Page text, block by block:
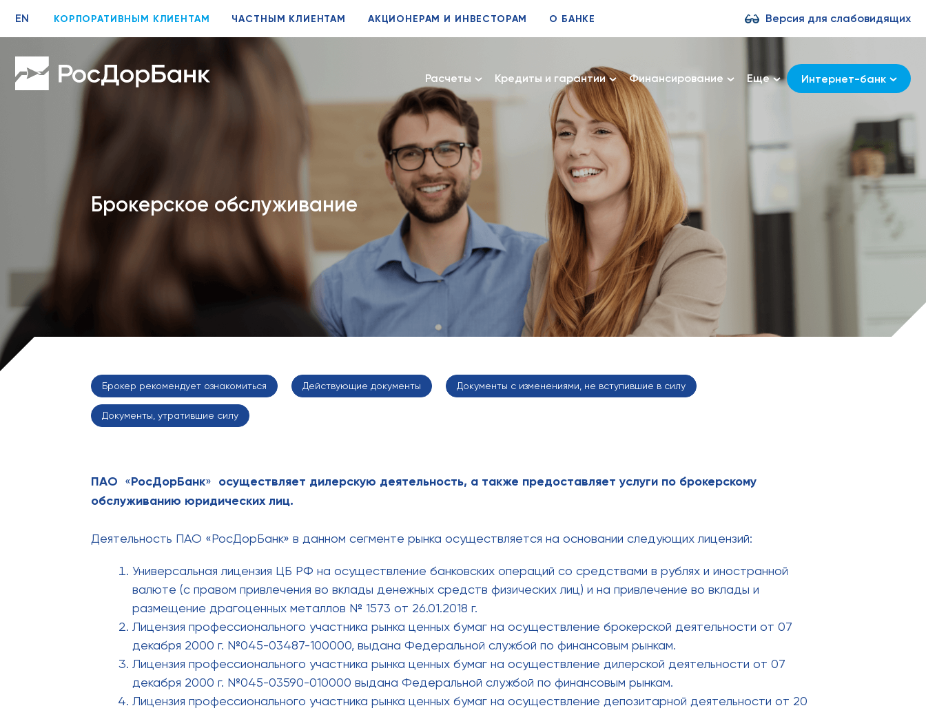
EN КОРПОРАТИВНЫМ КЛИЕНТАМ ЧАСТНЫМ КЛИЕНТАМ АКЦИОНЕРАМ И ИНВЕСТОРАМ О БАНКЕ Версия для слабовидящих
Расчеты Кредиты и гарантии Финансирование Еще Интернет-банк
Брокерское обслуживание
Брокер рекомендует ознакомиться Действующие документы Документы с изменениями, не вступившие в силу
Документы, утратившие силу
ПАО «РосДорБанк» осуществляет дилерскую деятельность, а также предоставляет услуги по брокерскому
обслуживанию юридических лиц.
Деятельность ПАО «РосДорБанк» в данном сегменте рынка осуществляется на основании следующих лицензий:
Универсальная лицензия ЦБ РФ на осуществление банковских операций со средствами в рублях и иностранной
валюте (с правом привлечения во вклады денежных средств физических лиц) и на привлечение во вклады и
размещение драгоценных металлов № 1573 от 26.01.2018 г.
Лицензия профессионального участника рынка ценных бумаг на осуществление брокерской деятельности от 07
декабря 2000 г. №045-03487-100000, выдана Федеральной службой по финансовым рынкам.
Лицензия профессионального участника рынка ценных бумаг на осуществление дилерской деятельности от 07
декабря 2000 г. №045-03590-010000 выдана Федеральной службой по финансовым рынкам.
Лицензия профессионального участника рынка ценных бумаг на осуществление депозитарной деятельности от 20